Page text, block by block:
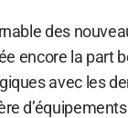
des
encore la part
avec les